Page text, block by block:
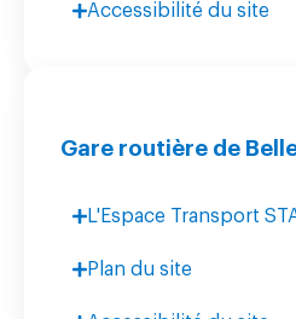
Accessibilité du site
Gare routière de
L'Espace Transport
Plan du site